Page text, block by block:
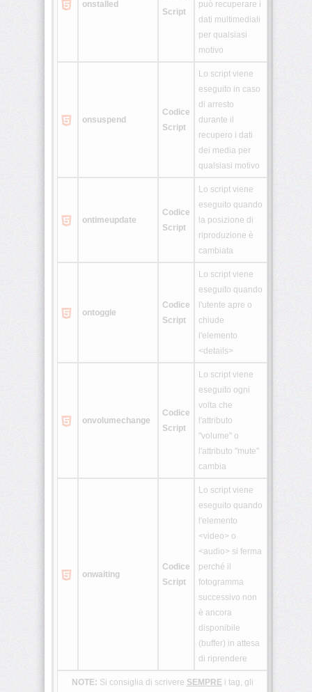
onstalled
Script
può recuperare i
dati multimediali
per qualsiasi
motivo
onsuspend
Codice
Script
Lo script viene
eseguito in caso
di arresto
durante il
recupero i dati
dei media per
qualsiasi motivo
ontimeupdate
Codice
Script
Lo script viene
eseguito quando
la posizione di
riproduzione è
cambiata
ontoggle
Codice
Script
Lo script viene
eseguito quando
l'utente apre o
chiude
l'elemento
<details>
onvolumechange
Codice
Script
Lo script viene
eseguito ogni
volta che
l'attributo
"volume" o
l'attributo "mute"
cambia
onwaiting
Codice
Script
Lo script viene
eseguito quando
l'elemento
<video> o
<audio> si ferma
perché il
fotogramma
successivo non
è ancora
disponibile
(buffer) in attesa
di riprendere
NOTE: Si consiglia di scrivere SEMPREi tag, gli